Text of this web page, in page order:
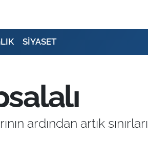
SİYASET
ardından artık sınırları